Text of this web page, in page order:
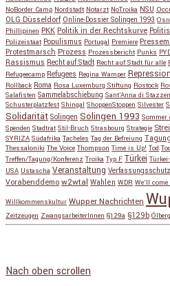
NoBorder Camp Nordstadt Notarzt NoTroika NSU
OLG Düsseldorf Online-Dossier Solingen 1993
Phillipinen PKK Politik in der Rechtskurve
Polizeistaat Populismus Portugal Premiere
Protestmarsch Prozess Prozessbericht Punks
Rassismus Recht auf Stadt Recht auf Stadt für alle
Refugeecamp Refugees Regina Wamper Repression
Rollback Roma Rosa Luxemburg Stiftung Rostock
Salafisten Sammelabschiebung Sant'Anna di
Schusterplatzfest Shingal ShoppenStoppen Silvester
Solidarität Solingen Solingen 1993 Sommer
Spenden Stadtrat Stil-Bruch Strasbourg Strategie
SYRIZA Südafrika Tacheles Tag der Befreiung Tagung
Thessaloniki The Voice Thompson Time is Up! Tod
Treffen/Tagung/Konferenz Troika Typ F Türkei
USA Ustascha Veranstaltung Verfassungsschutz
Vorabenddemo w2wtal Wahlen WDR We'll come
Willkommenskultur Wupper Nachrichten
Zeitzeugen ZwangsarbeiterInnen §129a §129b Ölberg
Nach oben scrollen